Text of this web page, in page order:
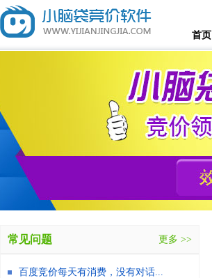
首页
常见问题 更多 >>
百度竞价每天有消费，没有对话...